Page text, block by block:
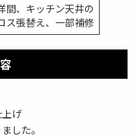
間、キッチン天井の
ス張替え、一部補修
上げ
した。